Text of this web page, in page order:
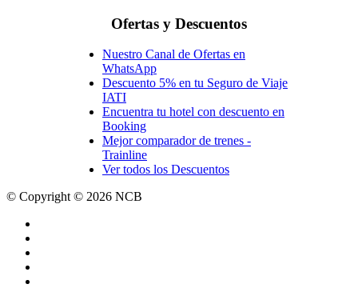
Ofertas y Descuentos
Nuestro Canal de Ofertas en
WhatsApp
Descuento 5% en tu Seguro de Viaje
IATI
Encuentra tu hotel con descuento en
Booking
Mejor comparador de trenes -
Trainline
Ver todos los Descuentos
© Copyright © 2026 NCB